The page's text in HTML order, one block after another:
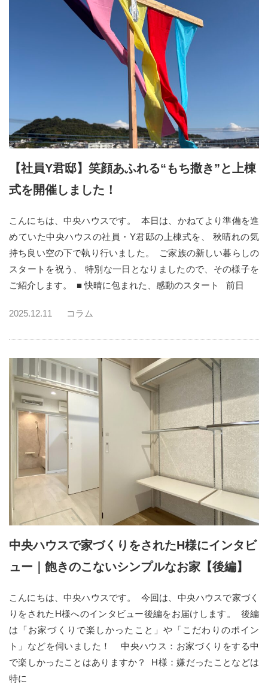
【社員Y君邸】笑顔あふれる“もち撒き”と上棟
式を開催しました！
こんにちは、中央ハウスです。 本日は、かねてより準備を進
めていた中央ハウスの社員・Y君邸の上棟式を、 秋晴れの気
持ち良い空の下で執り行いました。 ご家族の新しい暮らしの
スタートを祝う、 特別な一日となりましたので、その様子を
ご紹介します。 ■ 快晴に包まれた、感動のスタート 前日
2025.12.11 コラム
中央ハウスで家づくりをされたH様にインタビ
ュー｜飽きのこないシンプルなお家【後編】
こんにちは、中央ハウスです。 今回は、中央ハウスで家づく
りをされたH様へのインタビュー後編をお届けします。 後編
は「お家づくりで楽しかったこと」や「こだわりのポイン
ト」などを伺いました！ 中央ハウス：お家づくりをする中
で楽しかったことはありますか？ H様：嫌だったことなどは
特に